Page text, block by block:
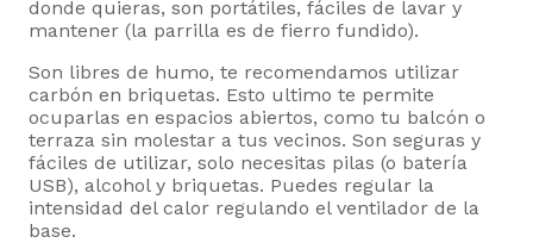
donde quieras, son portátiles, fáciles de lavar y
mantener (la parrilla es de fierro fundido).
Son libres de humo, te recomendamos utilizar
carbón en briquetas. Esto ultimo te permite
ocuparlas en espacios abiertos, como tu balcón o
terraza sin molestar a tus vecinos. Son seguras y
fáciles de utilizar, solo necesitas pilas (o batería
USB), alcohol y briquetas. Puedes regular la
intensidad del calor regulando el ventilador de la
base.